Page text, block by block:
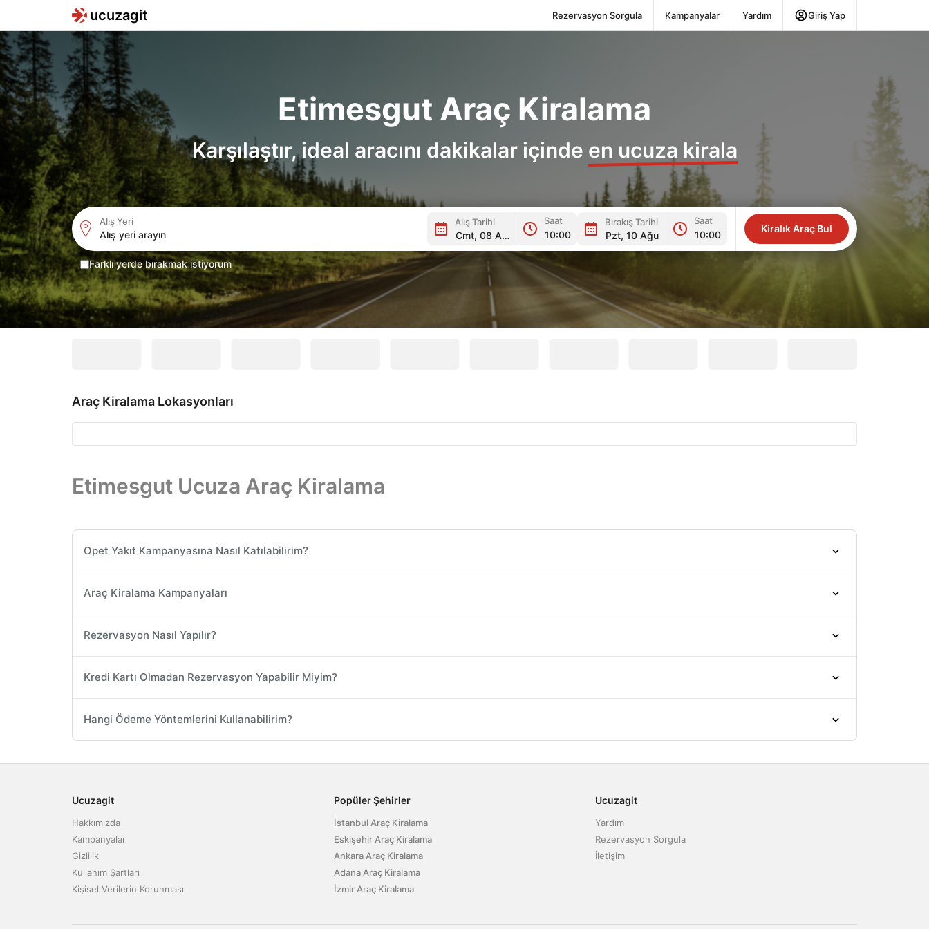
ucuzagit Rezervasyon Sorgula Kampanyalar Yardım Giriş Yap
Etimesgut Araç Kiralama
Karşılaştır, ideal aracını dakikalar içinde en ucuza kirala
Location Icon
Alış Yeri Location Icon
Alış Tarihi Time Icon
Saat
10:00 Calendar Icon
Bırakış Tarihi Time Icon
Saat
10:00
Kiralık Araç Bul
Farklı yerde bırakmak istiyorum
Araç Kiralama Lokasyonları
Etimesgut Ucuza Araç Kiralama
Opet Yakıt Kampanyasına Nasıl Katılabilirim?
Araç Kiralama Kampanyaları
Rezervasyon Nasıl Yapılır?
Kredi Kartı Olmadan Rezervasyon Yapabilir Miyim?
Hangi Ödeme Yöntemlerini Kullanabilirim?
Ucuzagit
Hakkımızda
Kampanyalar
Gizlilik
Kullanım Şartları
Kişisel Verilerin Korunması
Popüler Şehirler
İstanbul Araç Kiralama
Eskişehir Araç Kiralama
Ankara Araç Kiralama
Adana Araç Kiralama
İzmir Araç Kiralama
Ucuzagit
Yardım
Rezervasyon Sorgula
İletişim